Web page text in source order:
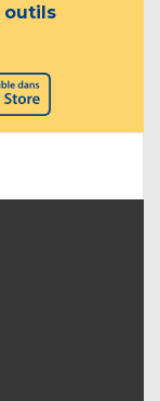
outils